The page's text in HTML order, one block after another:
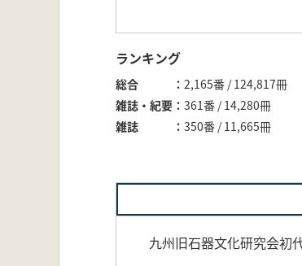
ランキング
総合
2,165番 / 124,817冊
雑誌・紀要
361番 / 14,280冊
雑誌
350番 / 11,665冊
九州旧石器文化研究会初